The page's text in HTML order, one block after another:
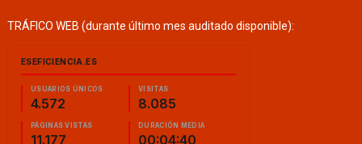
TRÁFICO WEB (durante último mes auditado disponible):